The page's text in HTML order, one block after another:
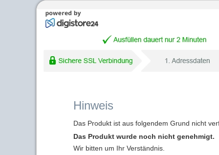
Hinweis
Das Produkt ist aus folgendem Grund nicht
Das Produkt wurde noch nicht genehmigt.
Wir bitten um Ihr Verständnis.